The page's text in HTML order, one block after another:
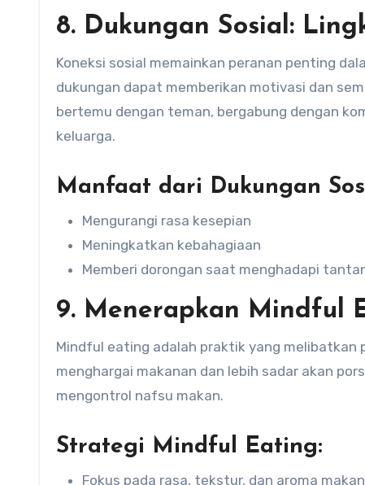
8. Dukungan Sosial:
Koneksi sosial memainkan peranan penting
dukungan dapat memberikan motivasi dan
bertemu dengan teman, bergabung dengan
keluarga.
Manfaat dari Dukungan
Mengurangi rasa kesepian
Meningkatkan kebahagiaan
Memberi dorongan saat menghadapi
9. Menerapkan Mindful
Mindful eating adalah praktik yang melibatkan
menghargai makanan dan lebih sadar akan
mengontrol nafsu makan.
Strategi Mindful Eating:
Fokus pada rasa, tekstur, dan aroma